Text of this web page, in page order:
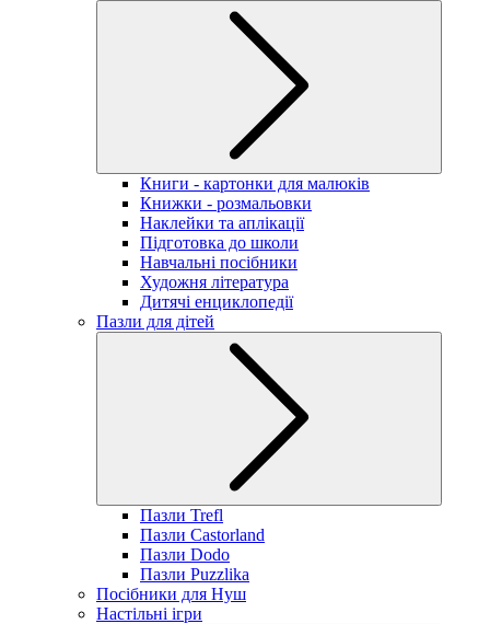
Книги - картонки для малюків
Книжки - розмальовки
Наклейки та аплікації
Підготовка до школи
Навчальні посібники
Художня література
Дитячі енциклопедії
Пазли для дітей
Пазли Trefl
Пазли Castorland
Пазли Dodo
Пазли Puzzlika
Посібники для Нуш
Настільні ігри